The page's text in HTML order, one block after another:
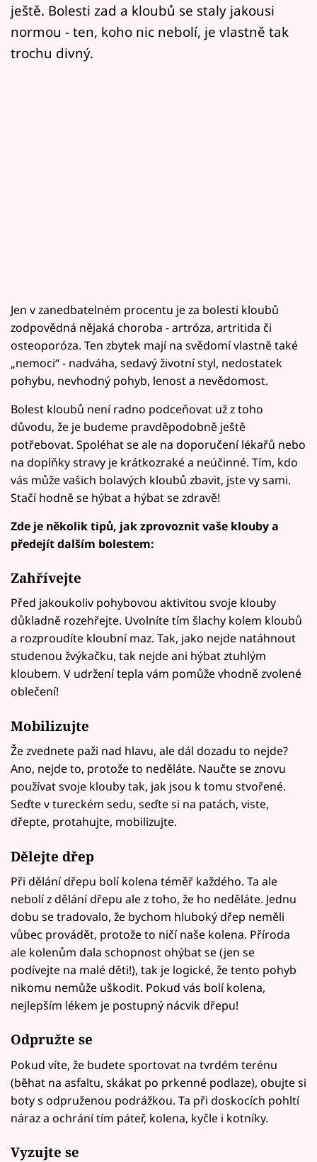
Sledujte nás
ještě. Bolesti zad a kloubů se staly jakousi
normou - ten, koho nic nebolí, je vlastně tak
trochu divný.
Jen v zanedbatelném procentu je za bolesti kloubů
zodpovědná nějaká choroba - artróza, artritida či
osteoporóza. Ten zbytek mají na svědomí vlastně také
„nemoci“ - nadváha, sedavý životní styl, nedostatek
pohybu, nevhodný pohyb, lenost a nevědomost.
Bolest kloubů není radno podceňovat už z toho
důvodu, že je budeme pravděpodobně ještě
potřebovat. Spoléhat se ale na doporučení lékařů nebo
na doplňky stravy je krátkozraké a neúčinné. Tím, kdo
vás může vašich bolavých kloubů zbavit, jste vy sami.
Stačí hodně se hýbat a hýbat se zdravě!
Zde je několik tipů, jak zprovoznit vaše klouby a
předejít dalším bolestem:
Zahřívejte
Před jakoukoliv pohybovou aktivitou svoje klouby
důkladně rozehřejte. Uvolníte tím šlachy kolem kloubů
a rozproudíte kloubní maz. Tak, jako nejde natáhnout
studenou žvýkačku, tak nejde ani hýbat ztuhlým
kloubem. V udržení tepla vám pomůže vhodně zvolené
oblečení!
Mobilizujte
Že zvednete paži nad hlavu, ale dál dozadu to nejde?
Ano, nejde to, protože to neděláte. Naučte se znovu
používat svoje klouby tak, jak jsou k tomu stvořené.
Seďte v tureckém sedu, seďte si na patách, viste,
dřepte, protahujte, mobilizujte.
Dělejte dřep
Při dělání dřepu bolí kolena téměř každého. Ta ale
nebolí z dělání dřepu ale z toho, že ho neděláte. Jednu
dobu se tradovalo, že bychom hluboký dřep neměli
vůbec provádět, protože to ničí naše kolena. Příroda
ale kolenům dala schopnost ohýbat se (jen se
podívejte na malé děti!), tak je logické, že tento pohyb
nikomu nemůže uškodit. Pokud vás bolí kolena,
nejlepším lékem je postupný nácvik dřepu!
Odpružte se
Pokud víte, že budete sportovat na tvrdém terénu
(běhat na asfaltu, skákat po prkenné podlaze), obujte si
boty s odpruženou podrážkou. Ta při doskocích pohltí
náraz a ochrání tím páteř, kolena, kyčle i kotníky.
Vyzujte se